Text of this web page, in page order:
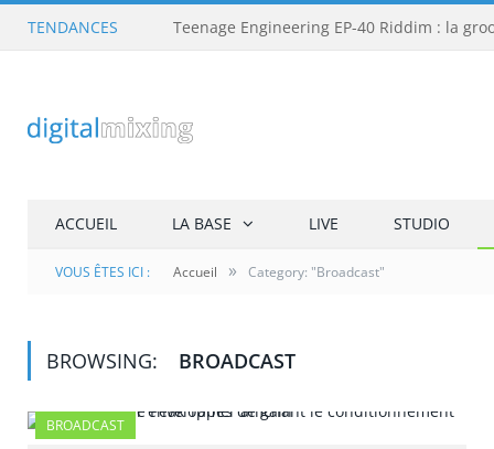
TENDANCES
ACCUEIL LA BASE LIVE STUDIO
VOUS ÊTES ICI : Accueil » Category: "Broadcast"
BROWSING: BROADCAST
BROADCAST